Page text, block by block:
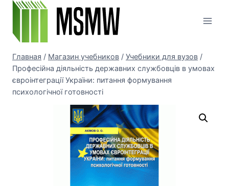
Перейти
содержимому
Главная / Магазин учебников / Учебники для вузов /
Професійна діяльність державних службовців в умовах
євроінтеграції України: питання формування
психологічної готовності